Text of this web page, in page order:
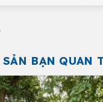
BẠN QUAN